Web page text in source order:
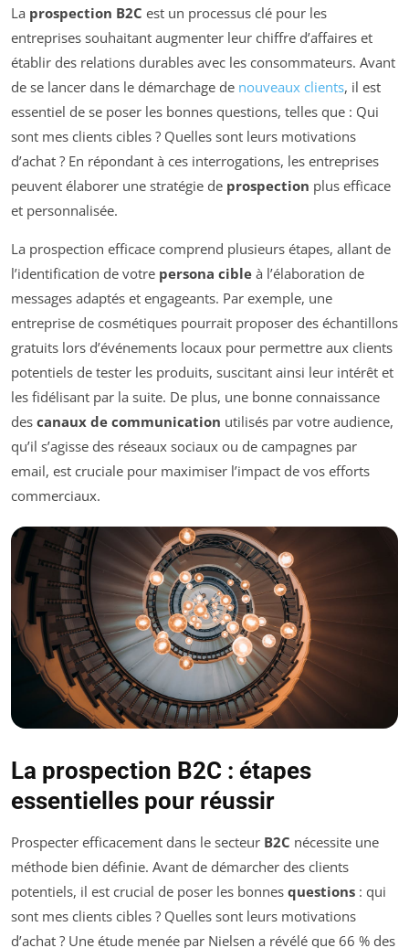
La prospection B2C est un processus clé pour les
entreprises souhaitant augmenter leur chiffre d’affaires et
établir des relations durables avec les consommateurs. Avant
de se lancer dans le démarchage de nouveaux clients, il est
essentiel de se poser les bonnes questions, telles que : Qui
sont mes clients cibles ? Quelles sont leurs motivations
d’achat ? En répondant à ces interrogations, les entreprises
peuvent élaborer une stratégie de prospection plus efficace
et personnalisée.
La prospection efficace comprend plusieurs étapes, allant de
l’identification de votre persona cible à l’élaboration de
messages adaptés et engageants. Par exemple, une
entreprise de cosmétiques pourrait proposer des échantillons
gratuits lors d’événements locaux pour permettre aux clients
potentiels de tester les produits, suscitant ainsi leur intérêt et
les fidélisant par la suite. De plus, une bonne connaissance
des canaux de communication utilisés par votre audience,
qu’il s’agisse des réseaux sociaux ou de campagnes par
email, est cruciale pour maximiser l’impact de vos efforts
commerciaux.
La prospection B2C : étapes
essentielles pour réussir
Prospecter efficacement dans le secteur B2C nécessite une
méthode bien définie. Avant de démarcher des clients
potentiels, il est crucial de poser les bonnes questions : qui
sont mes clients cibles ? Quelles sont leurs motivations
d’achat ? Une étude menée par Nielsen a révélé que 66 % des